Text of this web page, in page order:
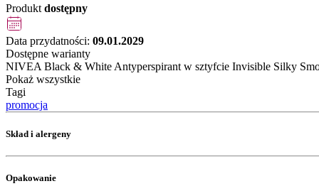
Produkt dostępny
Data przydatności: 09.01.2029
Dostępne warianty
NIVEA Black & White Antyperspirant w sztyfcie Invisible Silky
Pokaż wszystkie
Tagi
promocja
Skład i alergeny
Opakowanie